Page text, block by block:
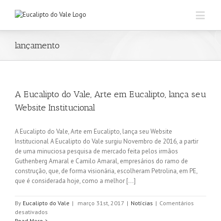
lançamento
A Eucalipto do Vale, Arte em Eucalipto, lança seu
Website Institucional
A Eucalipto do Vale, Arte em Eucalipto, lança seu Website
Institucional A Eucalipto do Vale surgiu Novembro de 2016, a partir
de uma minuciosa pesquisa de mercado feita pelos irmãos
Guthenberg Amaral e Camilo Amaral, empresários do ramo de
construção, que, de forma visionária, escolheram Petrolina, em PE,
que é considerada hoje, como a melhor [...]
By Eucalipto do Vale | março 31st, 2017 | Notícias | Comentários
desativados